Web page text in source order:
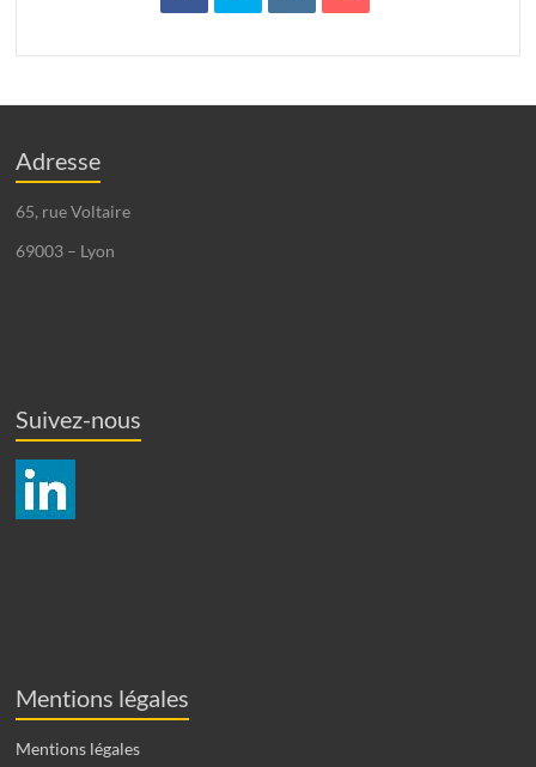
Adresse
65, rue Voltaire
69003 – Lyon
Suivez-nous
Mentions légales
Mentions légales